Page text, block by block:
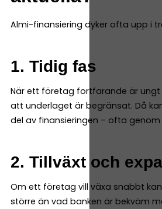
Almi-finansiering dyker ofta upp i
1. Tidig fas
När ett företag fortfarande är ungt
att underlaget är begränsat. Då
del av finansieringen – ofta genom
2. Tillväxt och
Om ett företag vill växa snabbt
större än vad banken är bekväm